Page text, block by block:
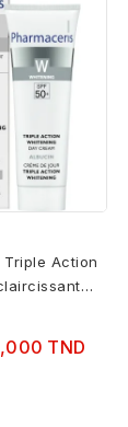
Triple Action
TND